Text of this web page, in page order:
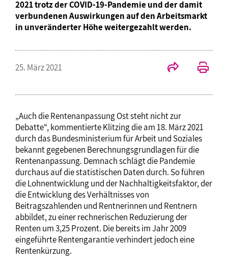
2021 trotz der COVID-19-Pandemie und der damit
verbundenen Auswirkungen auf den Arbeitsmarkt
in unveränderter Höhe weitergezahlt werden.
25. März 2021
„Auch die Rentenanpassung Ost steht nicht zur
Debatte“, kommentierte Klitzing die am 18. März 2021
durch das Bundesministerium für Arbeit und Soziales
bekannt gegebenen Berechnungsgrundlagen für die
Rentenanpassung. Demnach schlägt die Pandemie
durchaus auf die statistischen Daten durch. So führen
die Lohnentwicklung und der Nachhaltigkeitsfaktor, der
die Entwicklung des Verhältnisses von
Beitragszahlenden und Rentnerinnen und Rentnern
abbildet, zu einer rechnerischen Reduzierung der
Renten um 3,25 Prozent. Die bereits im Jahr 2009
eingeführte Rentengarantie verhindert jedoch eine
Rentenkürzung.